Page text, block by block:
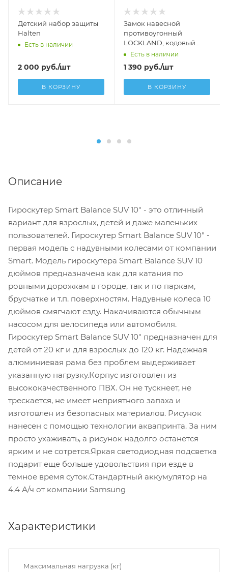
Детский набор защиты
Halten
Есть в наличии
2 000 руб./шт
В КОРЗИНУ
Замок навесной
противоугонный
LOCKLAND, кодовый
12х1000 мм
Есть в наличии
1 390 руб./шт
В КОРЗИНУ
Описание
Гироскутер Smart Balance SUV 10" - это отличный
вариант для взрослых, детей и даже маленьких
пользователей. Гироскутер Smart Balance SUV 10" -
первая модель с надувными колесами от компании
Smart. Модель гироскутера Smart Balance SUV 10
дюймов предназначена как для катания по
ровными дорожкам в городе, так и по паркам,
брусчатке и т.п. поверхностям. Надувные колеса 10
дюймов смягчают езду. Накачиваются обычным
насосом для велосипеда или автомобиля.
Гироскутер Smart Balance SUV 10" предназначен для
детей от 20 кг и для взрослых до 120 кг. Надежная
алюминиевая рама без проблем выдерживает
указанную нагрузку.Корпус изготовлен из
высококачественного ПВХ. Он не тускнеет, не
трескается, не имеет неприятного запаха и
изготовлен из безопасных материалов. Рисунок
нанесен с помощью технологии аквапринта. За ним
просто ухаживать, а рисунок надолго останется
ярким и не сотрется.Яркая светодиодная подсветка
подарит еще больше удовольствия при езде в
темное время суток.Стандартный аккумулятор на
4,4 А/ч от компании Samsung
Характеристики
Максимальная нагрузка (кг)